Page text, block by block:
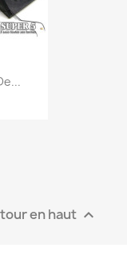
en haut 